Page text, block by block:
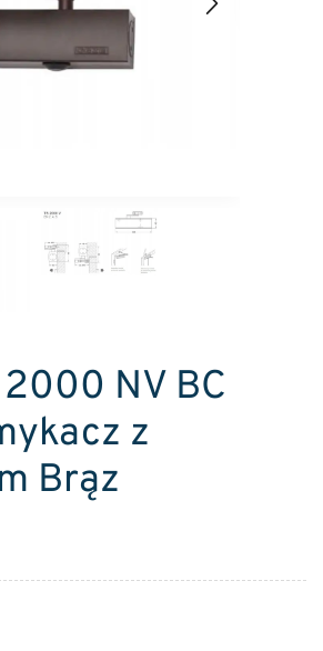
2000 NV BC
z
Brąz